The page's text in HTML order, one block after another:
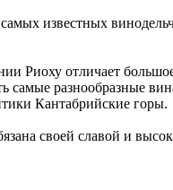
известных
Риоху отличает
самые разнообразные
Кантабрийские горы.
своей славой и